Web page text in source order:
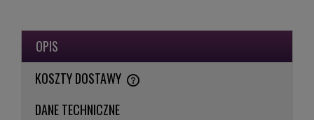
OPIS
KOSZTY DOSTAWY
CENA NIE ZAWIERA EWENTUALNYCH KOSZTÓW PŁATNOŚCI
DANE TECHNICZNE